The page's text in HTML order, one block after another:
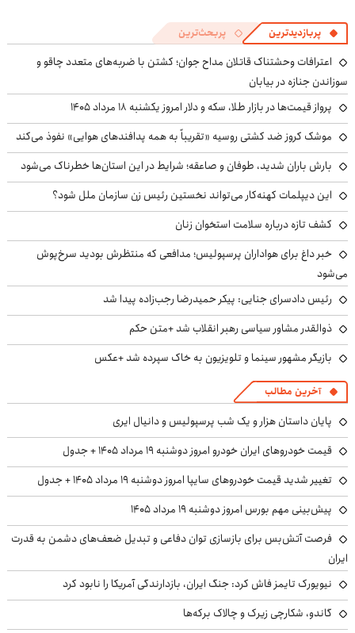
پربازدیدترین پربحث‌ترین
اعترافات وحشتناک قاتلان مداح جوان؛ کشتن با ضربه‌های متعدد چاقو و
سوزاندن جنازه در بیابان
پرواز قیمت‌ها در بازار طلا، سکه و دلار امروز یکشنبه ۱۸ مرداد ۱۴۰۵
موشک کروز ضد کشتی روسیه «تقریباً به همه پدافندهای هوایی» نفوذ می‌کند
بارش باران شدید، طوفان و صاعقه؛ شرایط در این استان‌ها خطرناک می‌شود
این دیپلمات کهنه‌کار می‌تواند نخستین رئیس زن سازمان ملل شود؟
کشف تازه درباره سلامت استخوان زنان
خبر داغ برای هواداران پرسپولیس؛ مدافعی که منتظرش بودید سرخ‌پوش
می‌شود
رئیس دادسرای جنایی: پیکر حمیدرضا رجب‌زاده پیدا شد
ذوالقدر مشاور سیاسی رهبر انقلاب شد +متن حکم
بازیگر مشهور سینما و تلویزیون به خاک سپرده شد +عکس
آخرین مطالب
پایان داستان هزار و یک شب پرسپولیس و دانیال ایری
قیمت خودروهای ایران خودرو امروز دوشنبه ۱۹ مرداد ۱۴۰۵ + جدول
تغییر شدید قیمت خودروهای سایپا امروز دوشنبه ۱۹ مرداد ۱۴۰۵ + جدول
پیش‌بینی مهم بورس امروز دوشنبه ۱۹ مرداد ۱۴۰۵
فرصت آتش‌بس برای بازسازی توان دفاعی و تبدیل ضعف‌های دشمن به قدرت
ایران
نیویورک تایمز فاش کرد: جنگ ایران، بازدارندگی آمریکا را نابود کرد
گاندو، شکارچی زیرک و چالاک برکه‌ها